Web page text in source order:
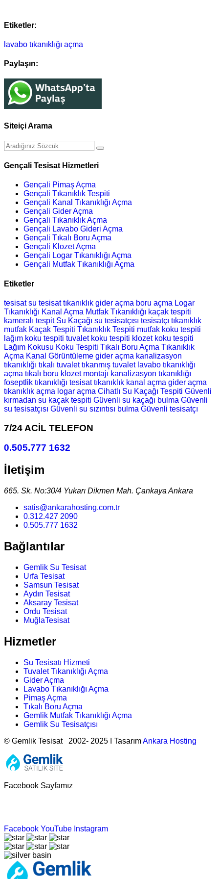
Etiketler:
lavabo tıkanıklığı açma
Paylaşın:
Siteiçi Arama
Gençali Tesisat Hizmetleri
Gençali Pimaş Açma
Gençali Tıkanıklık Tespiti
Gençali Kanal Tıkanıklığı Açma
Gençali Gider Açma
Gençali Tıkanıklık Açma
Gençali Lavabo Gideri Açma
Gençali Tıkalı Boru Açma
Gençali Klozet Açma
Gençali Logar Tıkanıklığı Açma
Gençali Mutfak Tıkanıklığı Açma
Etiketler
tesisatsu tesisattıkanıklık gider açma boru açma Logar
Tıkanıklığı Kanal Açma Mutfak Tıkanıklığı kaçak tespiti
kameralı tespit Su Kaçağı su tesisatçısı tesisatçı tıkanıklık
mutfak Kaçak Tespiti Tıkanıklık Tespiti mutfak koku tespiti
lağım koku tespiti tuvalet koku tespiti klozet koku tespiti
Lağım Kokusu Koku Tespiti Tıkalı Boru Açma Tıkanıklık
Açma Kanal Görüntüleme gider açma kanalizasyon
tıkanıklığı tıkalı tuvalettıkanmış tuvalet lavabo tıkanıklığı
açma tıkalı boru klozet montajı kanalizasyon tıkanıklığı
foseptlik tıkanıklığı tesisattıkanıklık kanal açma gider açma
tıkanıklık açma logar açma Cihatlı Su Kaçağı Tespiti Güvenli
kırmadan su kaçak tespiti Güvenli su kaçağı bulma Güvenli
su tesisatçısı Güvenli su sızıntısı bulma Güvenli tesisatçı
7/24 ACİL TELEFON
0.505.777 1632
İletişim
665. Sk. No:30/4 Yukarı Dikmen Mah. Çankaya Ankara
satis@ankarahosting.com.tr
0.312.427 2090
0.505.777 1632
Bağlantılar
Gemlik Su Tesisat
Urfa Tesisat
Samsun Tesisat
Aydın Tesisat
Aksaray Tesisat
Ordu Tesisat
MuğlaTesisat
Hizmetler
Su Tesisatı Hizmeti
Tuvalet Tıkanıklığı Açma
Gider Açma
Lavabo Tıkanıklığı Açma
Pimaş Açma
Tıkalı Boru Açma
Gemlik Mutfak Tıkanıklığı Açma
Gemlik Su Tesisatçısı
© Gemlik Tesisat 2002- 2025 I TasarımAnkara Hosting
Facebook Sayfamız
Facebook YouTube Instagram